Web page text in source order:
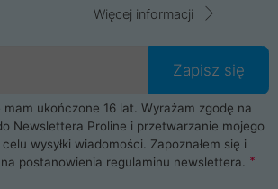
Więcej informacji
Zapisz się
mam ukończone 16 lat. Wyrażam zgodę na
Newslettera Proline i przetwarzanie mojego
wysyłki wiadomości. Zapoznałem się i
postanowienia regulaminu newslettera.